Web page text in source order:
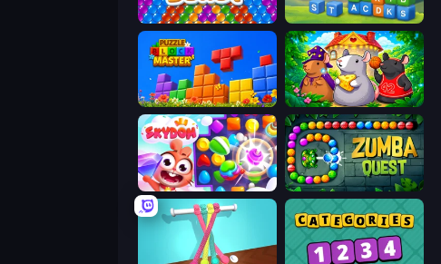
Bubble Blast Kitty Scramble: Word Stacks
Puzzle Block Master Rat's House - Nonogram
Skydom Zumba Quest